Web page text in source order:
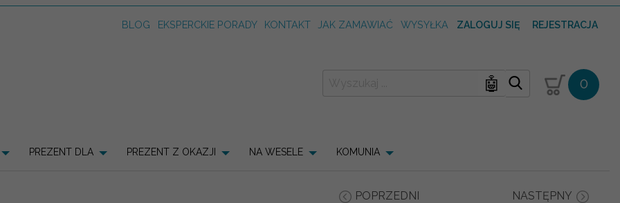
BLOG EKSPERCKIE PORADY KONTAKT JAK ZAMAWIAĆ WYSYŁKA ZALOGUJ SIĘ REJESTRACJA
🤖 0
PREZENT DLA PREZENT Z OKAZJI NA WESELE KOMUNIA
POPRZEDNI NASTĘPNY